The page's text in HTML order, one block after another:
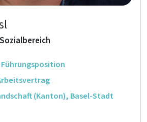
Führungsposition
(Kanton), Basel-Stadt